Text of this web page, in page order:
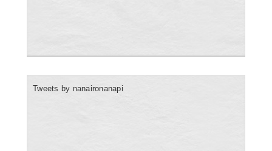
Tweets by nanaironanapi